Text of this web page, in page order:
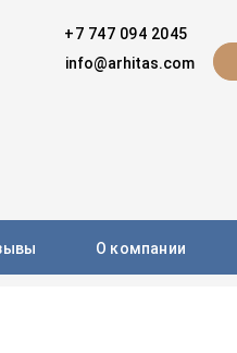
+7 747 094 2045
info@arhitas.com
О компании